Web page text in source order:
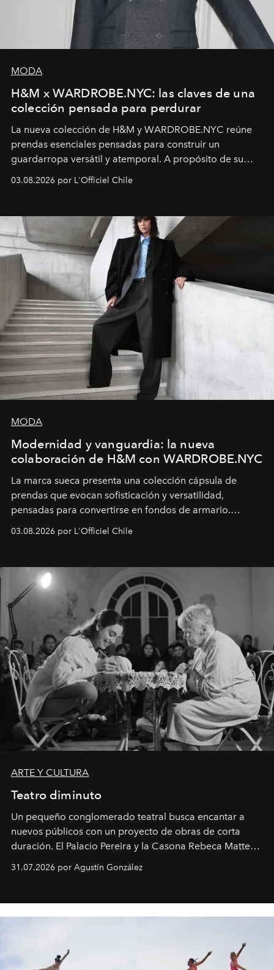
MODA
H&M x WARDROBE.NYC: las claves de una
colección pensada para perdurar
La nueva colección de H&M y WARDROBE.NYC reúne
prendas esenciales pensadas para construir un
guardarropa versátil y atemporal. A propósito de su
la asesora creativa y jefa de diseño global de la marca
y la filosofía detrás de la propuesta.
03.08.2026 por L'Officiel Chile
MODA
Modernidad y vanguardia: la nueva
colaboración de H&M con WARDROBE.NYC
La marca sueca presenta una colección cápsula de
prendas que evocan sofisticación y versatilidad,
pensadas para convertirse en fondos de armario.
03.08.2026 por L'Officiel Chile
ARTE Y CULTURA
Teatro diminuto
Un pequeño conglomerado teatral busca encantar a
nuevos públicos con un proyecto de obras de corta
duración. El Palacio Pereira y la Casona Rebeca Matte
miniobras. Sus puestas en escena son limpias; ponen el
31.07.2026 por Agustín González